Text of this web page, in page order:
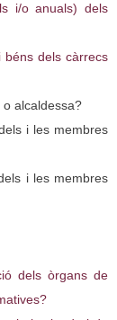
i/o anuals) dels
béns dels càrrecs
o alcaldessa?
i les membres
i les membres
dels òrgans de